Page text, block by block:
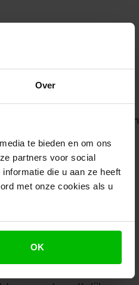
Over
te bieden en om ons
partners voor social
die u aan ze heeft
met onze cookies als u
OK
zonder gebruik van
loonheffing willen doen,
die tijd kon met behulp van
vernietigd, die was
De rechtbank stelde
maar door het
te doen. Volgens de
gebruik van eHerkenning.
werking getreden en de
van eHerkenning is